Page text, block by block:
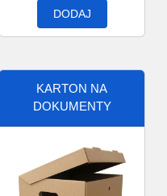
DODAJ
KARTON NA
DOKUMENTY